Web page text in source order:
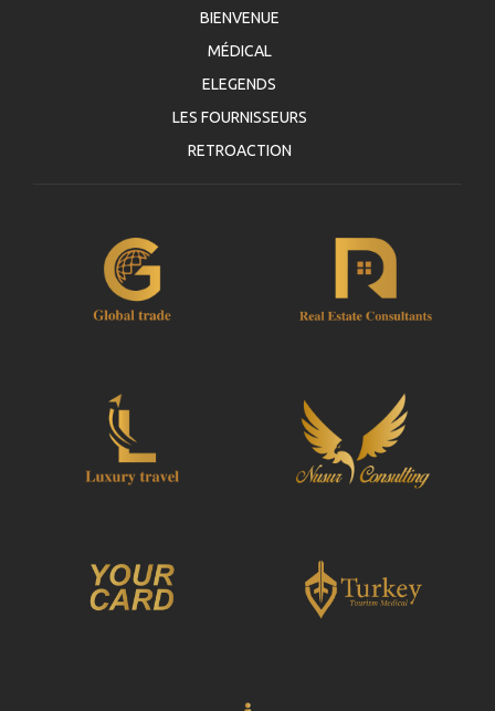
BIENVENUE
MÉDICAL
ELEGENDS
LES FOURNISSEURS
RETROACTION